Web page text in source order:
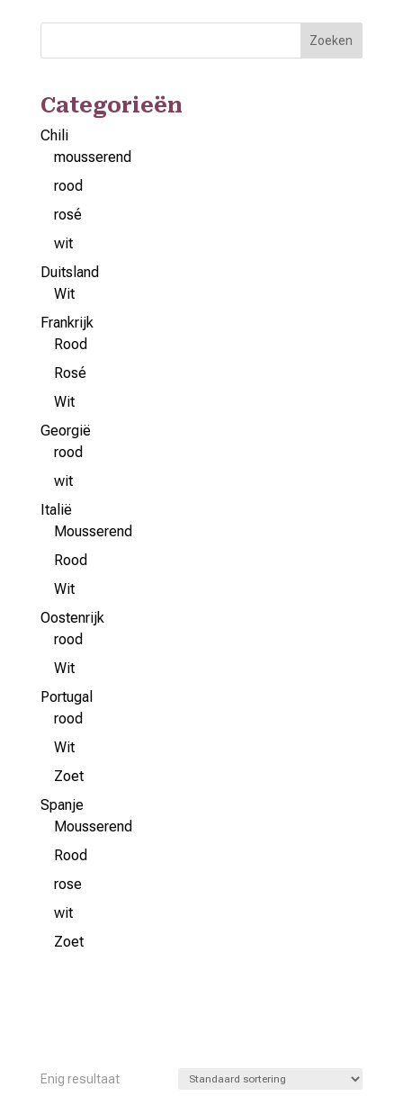
Zoeken
Categorieën
Chili
mousserend
rood
rosé
wit
Duitsland
Wit
Frankrijk
Rood
Rosé
Wit
Georgië
rood
wit
Italië
Mousserend
Rood
Wit
Oostenrijk
rood
Wit
Portugal
rood
Wit
Zoet
Spanje
Mousserend
Rood
rose
wit
Zoet
Enig resultaat